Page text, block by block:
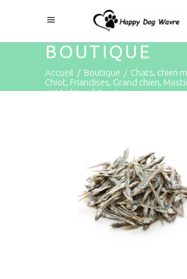
BOUTIQUE
Accueil / Boutique / Chats chien
Chiot Friandises Grand chien
petit chien/Sprats